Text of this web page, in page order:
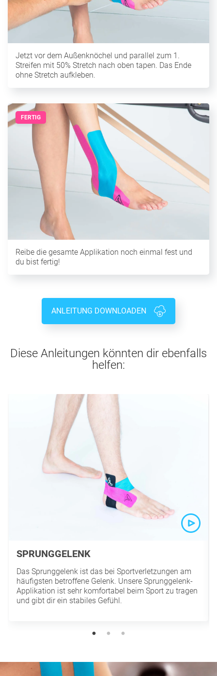
Jetzt vor dem Außenknöchel und parallel zum 1.
Streifen mit 50% Stretch nach oben tapen. Das Ende
ohne Stretch aufkleben.
FERTIG
Reibe die gesamte Applikation noch einmal fest und
du bist fertig!
ANLEITUNG DOWNLOADEN
Diese Anleitungen könnten dir ebenfalls
helfen:
SPRUNGGELENK
Das Sprunggelenk ist das bei Sportverletzungen am
häufigsten betroffene Gelenk. Unsere Sprunggelenk-
Applikation ist sehr komfortabel beim Sport zu tragen
und gibt dir ein stabiles Gefühl.